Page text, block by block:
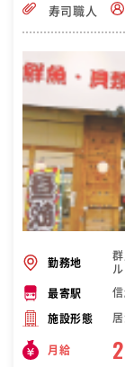
寿司職人
勤務地
最寄駅
施設形態
月給